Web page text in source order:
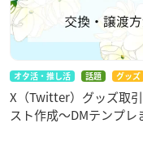
オタ活・推し活 話題 グッズ
X（Twitter）グッズ取
スト作成〜DMテンプレ